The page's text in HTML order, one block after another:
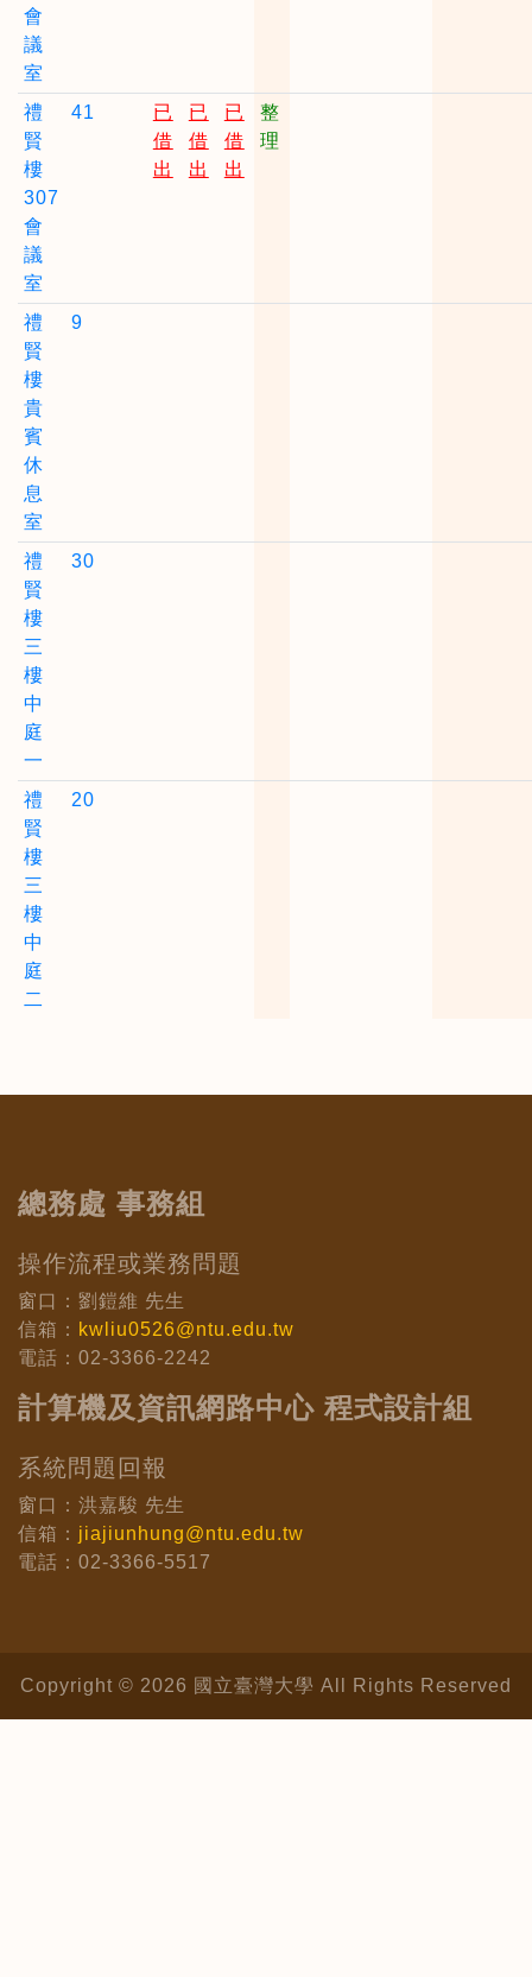
會
議
室
禮
賢
樓
307
會
議
室
41
已
借
出
已
借
出
已
借
出
整
理
禮
賢
樓
貴
賓
休
息
室
9
禮
賢
樓
三
樓
中
庭
一
30
禮
賢
樓
三
樓
中
庭
二
20
總務處 事務組
操作流程或業務問題
窗口：劉鎧維 先生
信箱： kwliu0526@ntu.edu.tw
電話：02-3366-2242
計算機及資訊網路中心 程式設計組
系統問題回報
窗口：洪嘉駿 先生
信箱： jiajiunhung@ntu.edu.tw
電話：02-3366-5517
Copyright © 2026 國立臺灣大學 All Rights Reserved